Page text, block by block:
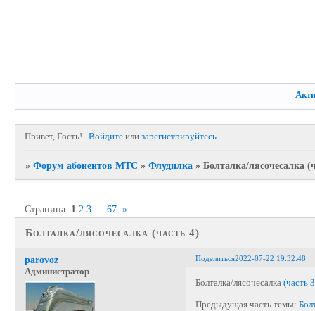
Привет, Гость! Войдите илизарегистрируйтесь.
»Форум абонентов МТС »Флудилка »Болталка/лясочесалка
Болталка/лясочесалка (часть 4)
Страница: 1 2 3 67 »
Поделиться2022-07-22 19:32:48
parovoz
Администратор
Болталка/лясочесалка(часть
Предыдущая часть темы: